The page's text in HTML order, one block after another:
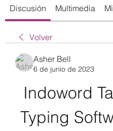
Discusión Multimedia
Volver
Asher Bell
6 de junio de 2023
Indoword
Typing